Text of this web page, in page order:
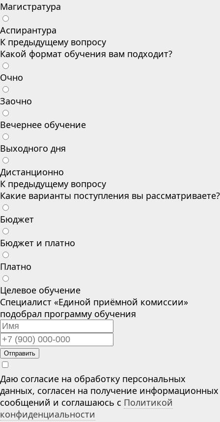
Магистратура
Аспирантура
К предыдущему вопросу
Какой формат обучения вам подходит?
Очно
Заочно
Вечернее обучение
Выходного дня
Дистанционно
К предыдущему вопросу
Какие варианты поступления вы рассматриваете?
Бюджет
Бюджет и платно
Платно
Целевое обучение
Специалист «Единой приёмной комиссии»
подобрал программу обучения
Отправить
Даю согласие на обработку персональных
данных, согласен на получение информационных
сообщений и соглашаюсь с Политикой
конфиденциальности